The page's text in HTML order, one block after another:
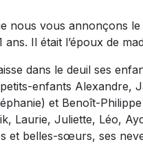
nous vous annonçons
ans. Il était l’époux de
dans le deuil ses
enfants Alexandre,
et Benoît-
Laurie, Juliette, Léo,
et belles-sœurs, ses